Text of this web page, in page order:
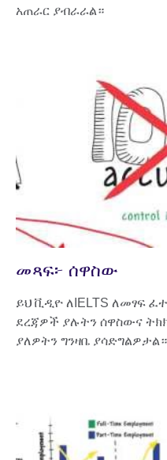
አጠራር ያብራራል።
መጻፍ፦ ሰዋስው
ይህ ቪዲዮ ለIELTS ለመፃፍ
ደረጃዎች ያሉትን ሰዋስውና
ያለዎትን ግንዛቤ ያሳድግልዎታል።